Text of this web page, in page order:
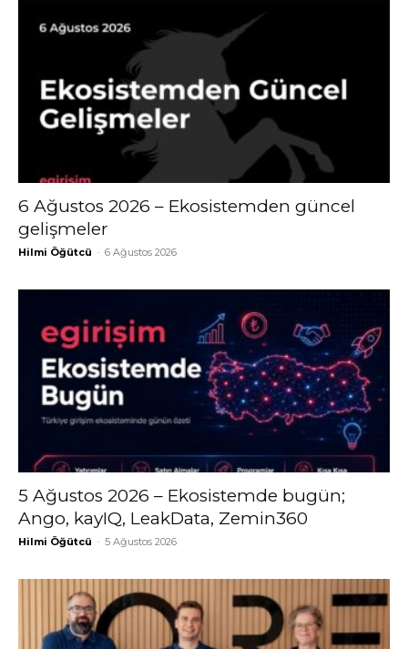
6 Ağustos 2026 – Ekosistemden güncel
gelişmeler
Hilmi Öğütcü - 6 Ağustos 2026
5 Ağustos 2026 – Ekosistemde bugün;
Ango, kayIQ, LeakData, Zemin360
Hilmi Öğütcü - 5 Ağustos 2026